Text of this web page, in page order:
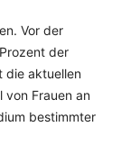
Vor der
der
die aktuellen
von Frauen an
bestimmter